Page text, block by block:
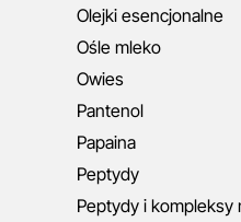
Olejki esencjonalne
Ośle mleko
Owies
Pantenol
Papaina
Peptydy
Peptydy i kompleksy